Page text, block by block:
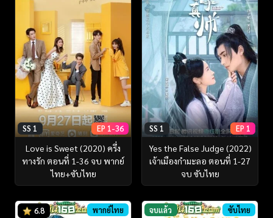
SS 1 EP 1-36
Love is Sweet (2020) ครึ่ง
ทางรัก ตอนที่ 1-36 จบ พากย์
ไทย+ซับไทย
SS 1 EP 1
Yes the False Judge (2022)
เจ้าเมืองกำมะลอ ตอนที่ 1-27
จบ ซับไทย
6.8 พากย์ไทย จบแล้ว ซับไทย